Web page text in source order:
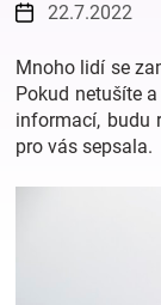
a
kojenecká
výbava
22.7.2022
Mnoho lidí se
Pokud netušíte
informací, budu
pro vás sepsala.